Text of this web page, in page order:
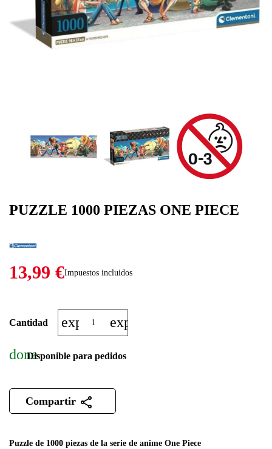
PUZZLE 1000 PIEZAS ONE PIECE
13,99 €Impuestos incluidos
Puzzle de 1000 piezas de la serie de anime One Piece
Cantidad expand_moreexpand_less
doneDisponible para pedidos
Compartir